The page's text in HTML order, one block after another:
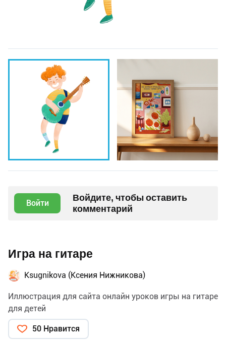
Войти
Войдите, чтобы оставить
комментарий
Игра на гитаре
Ksugnikova (Ксения Нижникова)
Иллюстрация для сайта онлайн уроков игры на гитаре
для детей
50 Нравится